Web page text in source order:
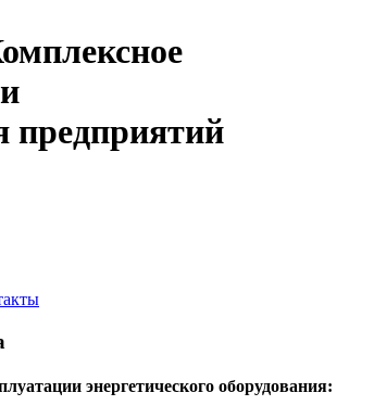
предприятий
энергетического оборудования: